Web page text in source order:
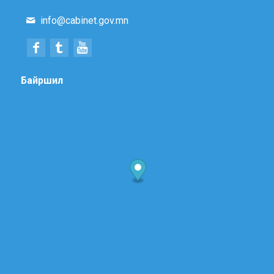
info@cabinet.gov.mn
Байршил